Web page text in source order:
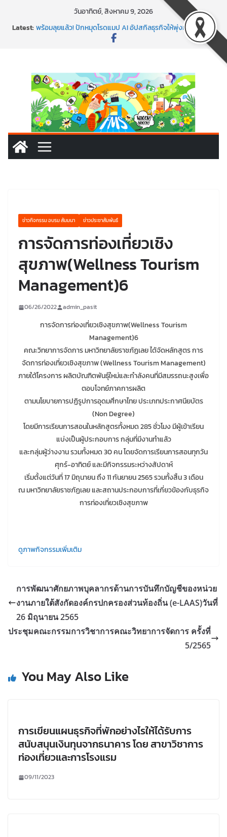
วันอาทิตย์, สิงหาคม 9, 2026
Latest:พร้อมลุยแล้ว! ปักหมุดโรดแมป AI อัปสกิลธุรกิจให้พุ่งทะยาน
พาธุรกิจท้องถิ่นสู่ตลาดโลก ด้วยเทคโนโลยี AI!
นอกจากเทคโนโลยีจะล้ำ หัวใจคนทำธุรกิจก็ต้องสตรอง!
ข่าวกิจกรรม อบรม สัมมนา ข่าวประชาสัมพันธ์
การจัดการท่องเที่ยวเชิง
สุขภาพ(Wellness Tourism
Management)6
06/26/2022 admin_pasit
การจัดการท่องเที่ยวเชิงสุขภาพ(Wellness Tourism
Management)6
คณะวิทยาการจัดการ มหาวิทยาลัยราชภัฏเลย ได้จัดหลักสูตร การ
จัดการท่องเที่ยวเชิงสุขภาพ (Wellness Tourism Management)
ภายใต้โครงการ ผลิตบัณฑิตพันธุ์ใหม่และกำลังคนที่มีสมรรถนะสูงเพื่อ
ตอบโจทย์ภาคการผลิต
ตามนโยบายการปฏิรูปการอุดมศึกษาไทย ประเภทประกาศนียบัตร
(Non Degree)
โดยมีการเรียนการสอนในหลักสูตรทั้งหมด 285 ชั่วโมง มีผู้เข้าเรียน
แบ่งเป็นผู้ประกอบการ กลุ่มที่มีงานทำแล้ว
และกลุ่มผู้ว่างงาน รวมทั้งหมด 30 คน โดยจัดการเรียนการสอนทุกวัน
ศุกร์-อาทิตย์ และมีกิจกรรมระหว่างสัปดาห์
เริ่มตั้งแต่วันที่ 17 มิถุนายน ถึง 11 กันยายน 2565 รวมทั้งสิ้น 3 เดือน
ณ มหาวิทยาลัยราชภัฏเลย และสถานประกอบการที่เกี่ยวข้องกับธุรกิจ
การท่องเที่ยวเชิงสุขภาพ
ดูภาพกิจกรรมเพิ่มเติม
การพัฒนาศักยภาพบุคลากรด้านการบันทึกบัญชีของหน่วย
งานภายใต้สังกัดองค์กรปกครองส่วนท้องถิ่น (e-LAAS)วันที่
26 มิถุนายน 2565
ประชุมคณะกรรมการวิชาการคณะวิทยาการจัดการ ครั้งที่
5/2565
You May Also Like
การเขียนแผนธุรกิจที่พักอย่างไรให้ได้รับการ
สนับสนุนเงินทุนจากธนาคาร โดย สาขาวิชาการ
ท่องเที่ยวและการโรงแรม
09/11/2023